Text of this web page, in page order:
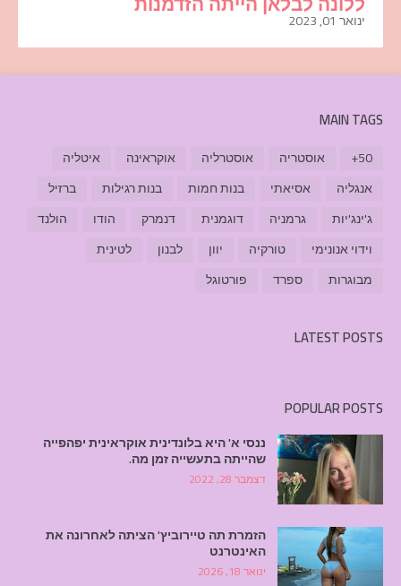
ינואר 01, 2023
MAIN TAGS
50+ אוסטריה אוסטרליה אוקראינה
איטליה
אנגליה
אסיאתי בנות חמות בנות רגילות
ברזיל
ג'ינג'יות
גרמניה דוגמנית דנמרק הודו
הולנד
וידוי אנונימי
טורקיה יוון לבנון
לטינית
מבוגרות
ספרד פורטוגל
LATEST POSTS
POPULAR POSTS
ננסי א' היא בלונדינית אוקראינית יפהפייה
שהייתה בתעשייה זמן מה.
דצמבר 28, 2022
הזמרת תה טיירוביץ' הציתה לאחרונה את
האינטרנט
ינואר 18, 2026